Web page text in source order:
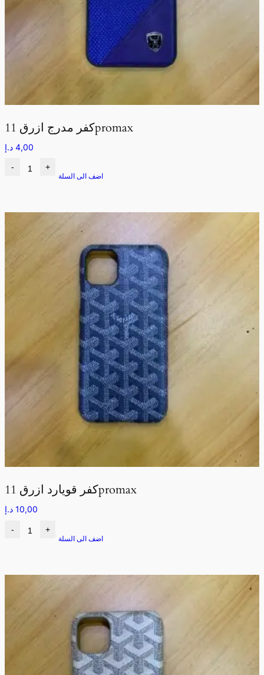
كفر مدرج ازرق 11promax
4,00 د.إ
- +
اضف الى السلة
كفر قويارد ازرق 11promax
10,00 د.إ
- +
اضف الى السلة